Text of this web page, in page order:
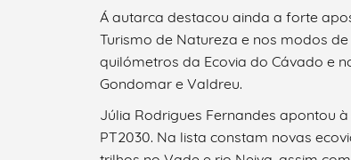
Categorias gerais
Á autarca destacou ainda a forte
Turismo de Natureza e nos modos
quilómetros da Ecovia do Cávado e
Gondomar e Valdreu.
Júlia Rodrigues Fernandes apontou
PT2030. Na lista constam novas